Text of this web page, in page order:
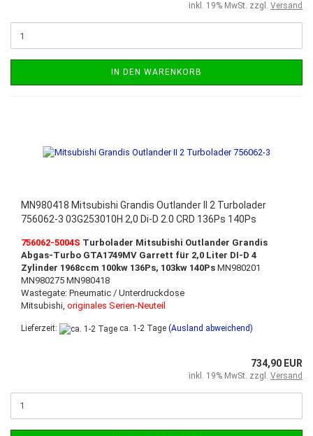
inkl. 19% MwSt. zzgl. Versand
IN DEN WARENKORB
MN980418 Mitsubishi Grandis Outlander II 2 Turbolader
756062-3 03G253010H 2,0 Di-D 2.0 CRD 136Ps 140Ps
756062-5004S Turbolader Mitsubishi Outlander Grandis
Abgas-Turbo GTA1749MV Garrett für 2,0 Liter DI-D 4
Zylinder 1968ccm 100kw 136Ps, 103kw 140Ps MN980201
MN980275 MN980418
Wastegate: Pneumatic / Unterdruckdose
Mitsubishi, originales Serien-Neuteil
Lieferzeit: ca. 1-2 Tage (Ausland abweichend)
734,90 EUR
inkl. 19% MwSt. zzgl. Versand